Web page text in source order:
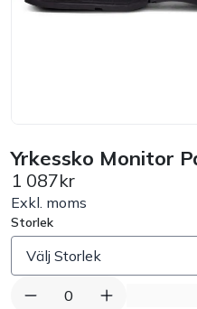
Städutrustning
Arbetskläder
Yrkessko Monitor
1 087kr
Exkl. moms
Storlek
0